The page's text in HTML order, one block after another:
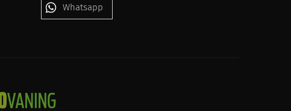
Whatsapp